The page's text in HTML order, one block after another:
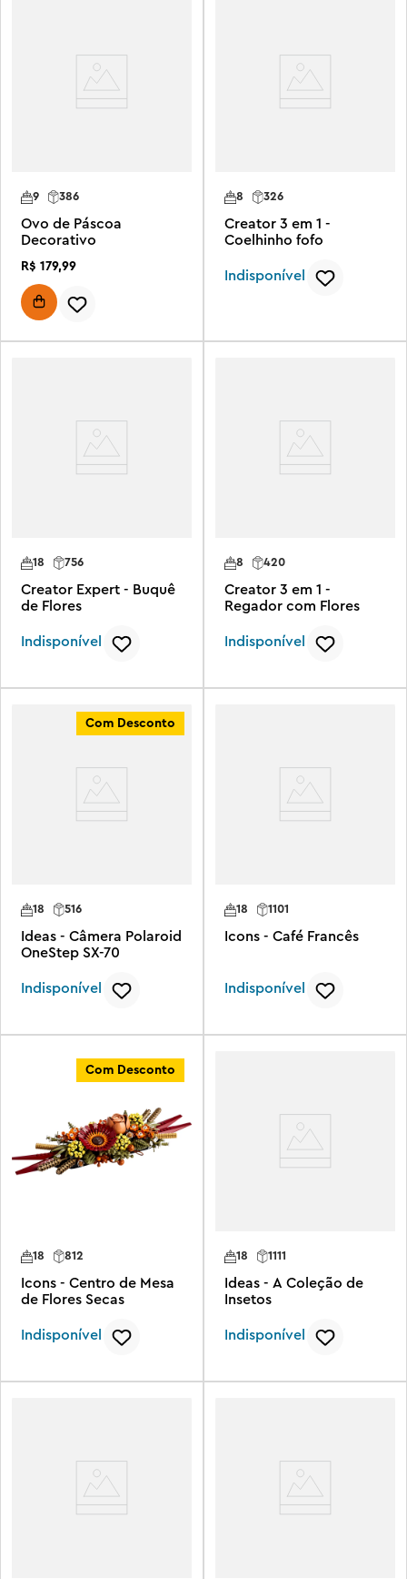
386
9
Ovo de Páscoa
Decorativo
R$ 179,99
8 326
Creator 3 em 1 -
Coelhinho fofo
Indisponível
18 756
Creator Expert - Buquê
de Flores
Indisponível
8 420
Creator 3 em 1 -
Regador com Flores
Indisponível
Com Desconto
18 516
Ideas - Câmera Polaroid
OneStep SX-70
Indisponível
1101
18
Icons - Café Francês
Indisponível
Com Desconto
812
18
Icons - Centro de Mesa
de Flores Secas
Indisponível
1111
18
Ideas - A Coleção de
Insetos
Indisponível